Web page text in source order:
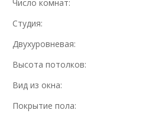
Число комнат:
Студия:
Двухуровневая:
Высота потолков:
Вид из окна:
Покрытие пола: